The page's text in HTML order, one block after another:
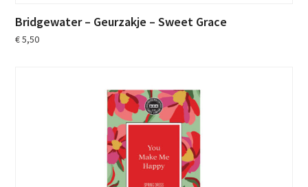
Bridgewater – Geurzakje – Sweet Grace
€5,50